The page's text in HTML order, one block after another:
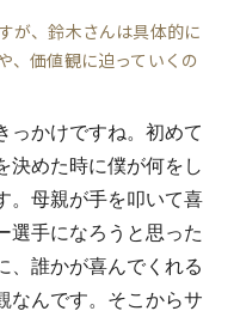
が、鈴木さんは具体的に
、価値観に迫っていくの
っかけですね。初めて
決めた時に僕が何をし
。母親が手を叩いて喜
選手になろうと思った
、誰かが喜んでくれる
なんです。そこからサ